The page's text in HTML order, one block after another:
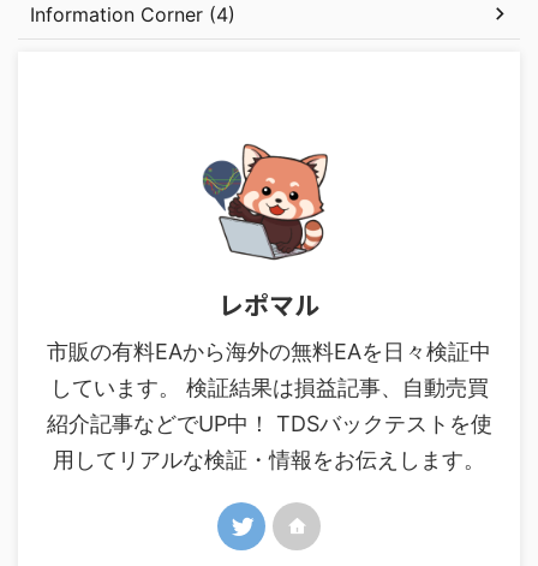
Information Corner (4)
レポマル
市販の有料EAから海外の無料EAを日々検証中
しています。 検証結果は損益記事、自動売買
紹介記事などでUP中！ TDSバックテストを使
用してリアルな検証・情報をお伝えします。